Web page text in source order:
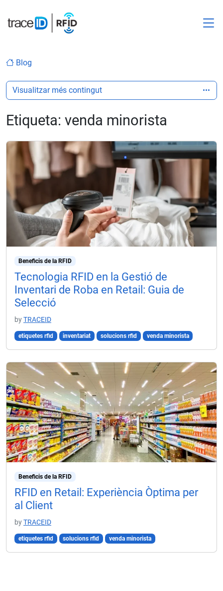
Blog
Etiqueta: venda minorista
Beneficis de la RFID
Tecnologia RFID en la Gestió de
Inventari de Roba en Retail: Guia de
Selecció
byTRACEID
etiquetes rfid inventariat solucions rfid venda minorista
Beneficis de la RFID
RFID en Retail: Experiència Òptima per
al Client
byTRACEID
etiquetes rfid solucions rfid venda minorista
Visualitzar més contingut